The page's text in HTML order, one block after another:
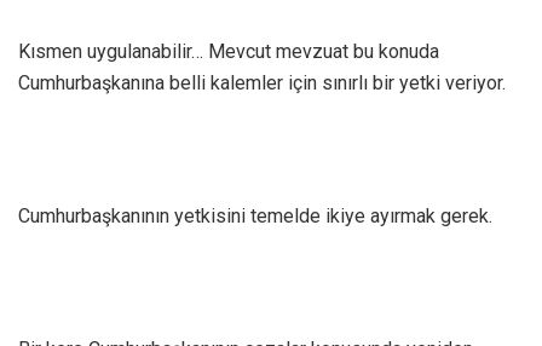
Kısmen uygulanabilir… Mevcut mevzuat bu konuda
Cumhurbaşkanına belli kalemler için sınırlı bir yetki veriyor.
Cumhurbaşkanının yetkisini temelde ikiye ayırmak gerek.